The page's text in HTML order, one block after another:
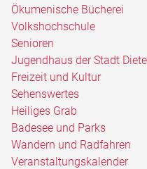
Ökumenische Bücherei
Volkshochschule
Senioren
Jugendhaus der Stadt
Freizeit und Kultur
Sehenswertes
Heiliges Grab
Badesee und Parks
Wandern und Radfahren
Veranstaltungskalender